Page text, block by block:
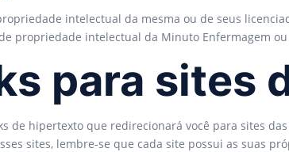
intelectual da mesma ou de seus
propriedade intelectual da Minuto Enfermagem
para sites
de hipertexto que redirecionará você para sites
sites, lembre-se que cada site possui as suas